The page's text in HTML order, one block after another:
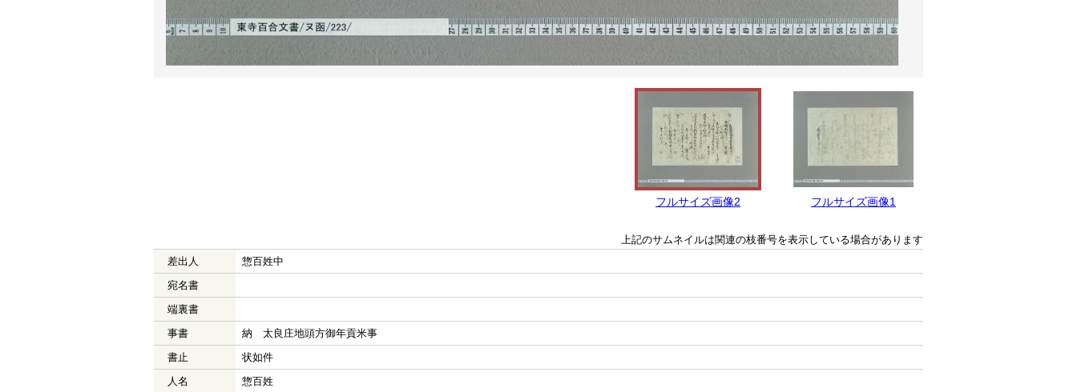
フルサイズ画像2 フルサイズ画像1
上記のサムネイルは関連の枝番号を表示している場合があります
差出人
惣百姓中
宛名書
端裏書
事書
納 太良庄地頭方御年貢米事
書止
状如件
人名
惣百姓